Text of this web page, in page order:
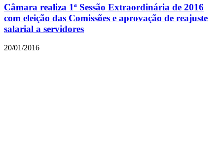
Câmara realiza 1ª Sessão Extraordinária de 2016
com eleição das Comissões e aprovação de reajuste
salarial a servidores
20/01/2016